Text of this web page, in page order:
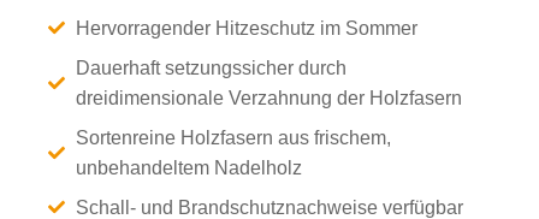
Hervorragender Hitzeschutz im Sommer
Dauerhaft setzungssicher durch
dreidimensionale Verzahnung der Holzfasern
Sortenreine Holzfasern aus frischem,
unbehandeltem Nadelholz
Schall- und Brandschutznachweise verfügbar